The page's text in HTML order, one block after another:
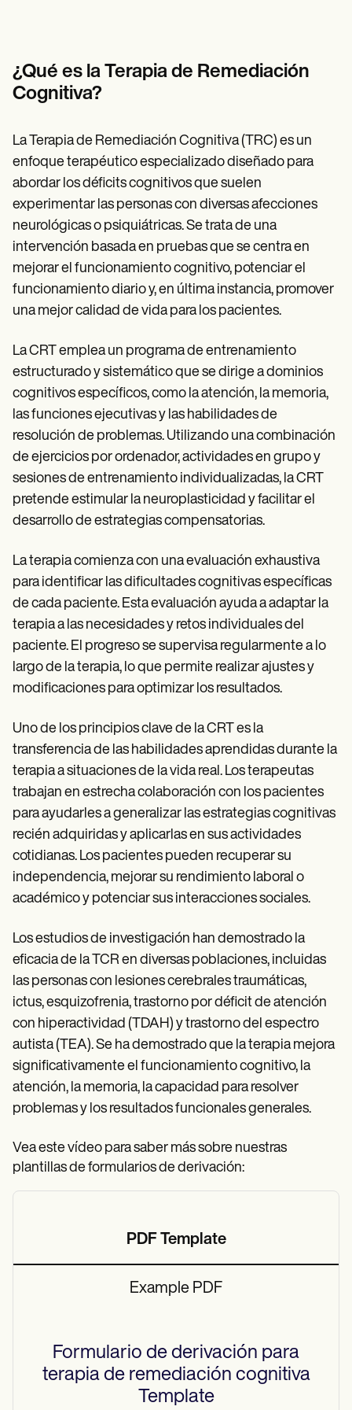
Webinars
Switch to Carepatron
Become a Partner
Login
Get started
¿Qué es la Terapia de Remediación
Cognitiva?
La Terapia de Remediación Cognitiva (TRC) es un
enfoque terapéutico especializado diseñado para
abordar los déficits cognitivos que suelen
experimentar las personas con diversas afecciones
neurológicas o psiquiátricas. Se trata de una
intervención basada en pruebas que se centra en
mejorar el funcionamiento cognitivo, potenciar el
funcionamiento diario y, en última instancia, promover
una mejor calidad de vida para los pacientes.
La CRT emplea un programa de entrenamiento
estructurado y sistemático que se dirige a dominios
cognitivos específicos, como la atención, la memoria,
las funciones ejecutivas y las habilidades de
resolución de problemas. Utilizando una combinación
de ejercicios por ordenador, actividades en grupo y
sesiones de entrenamiento individualizadas, la CRT
pretende estimular la neuroplasticidad y facilitar el
desarrollo de estrategias compensatorias.
La terapia comienza con una evaluación exhaustiva
para identificar las dificultades cognitivas específicas
de cada paciente. Esta evaluación ayuda a adaptar la
terapia a las necesidades y retos individuales del
paciente. El progreso se supervisa regularmente a lo
largo de la terapia, lo que permite realizar ajustes y
modificaciones para optimizar los resultados.
Uno de los principios clave de la CRT es la
transferencia de las habilidades aprendidas durante la
terapia a situaciones de la vida real. Los terapeutas
trabajan en estrecha colaboración con los pacientes
para ayudarles a generalizar las estrategias cognitivas
recién adquiridas y aplicarlas en sus actividades
cotidianas. Los pacientes pueden recuperar su
independencia, mejorar su rendimiento laboral o
académico y potenciar sus interacciones sociales.
Los estudios de investigación han demostrado la
eficacia de la TCR en diversas poblaciones, incluidas
las personas con lesiones cerebrales traumáticas,
ictus, esquizofrenia, trastorno por déficit de atención
con hiperactividad (TDAH) y trastorno del espectro
autista (TEA). Se ha demostrado que la terapia mejora
significativamente el funcionamiento cognitivo, la
atención, la memoria, la capacidad para resolver
problemas y los resultados funcionales generales.
Vea este vídeo para saber más sobre nuestras
plantillas de formularios de derivación:
PDF Template
Example PDF
Formulario de derivación para
terapia de remediación cognitiva
Template